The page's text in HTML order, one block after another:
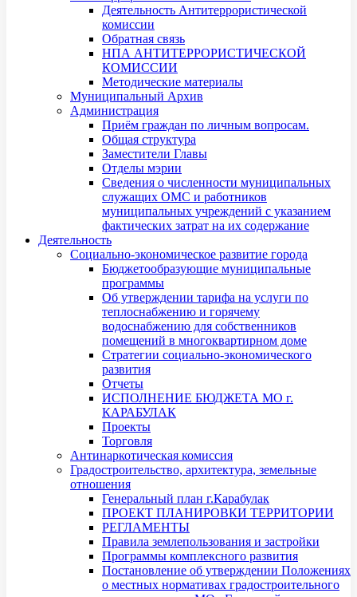
Деятельность Антитеррористической
комиссии
Обратная связь
НПА АНТИТЕРРОРИСТИЧЕСКОЙ
КОМИССИИ
Методические материалы
Муниципальный Архив
Администрация
Приём граждан по личным вопросам.
Общая структура
Заместители Главы
Отделы мэрии
Сведения о численности муниципальных
служащих ОМС и работников
муниципальных учреждений с указанием
фактических затрат на их содержание
Деятельность
Социально-экономическое развитие города
Бюджетообразующие муниципальные
программы
Об утверждении тарифа на услуги по
теплоснабжению и горячему
водоснабжению для собственников
помещений в многоквартирном доме
Стратегии социально-экономического
развития
Отчеты
ИСПОЛНЕНИЕ БЮДЖЕТА МО г.
КАРАБУЛАК
Проекты
Торговля
Антинаркотическая комиссия
Градостроительство, архитектура, земельные
отношения
Генеральный план г.Карабулак
ПРОЕКТ ПЛАНИРОВКИ ТЕРРИТОРИИ
РЕГЛАМЕНТЫ
Правила землепользования и застройки
Программы комплексного развития
Постановление об утверждении Положениях
о местных нормативах градостроительного